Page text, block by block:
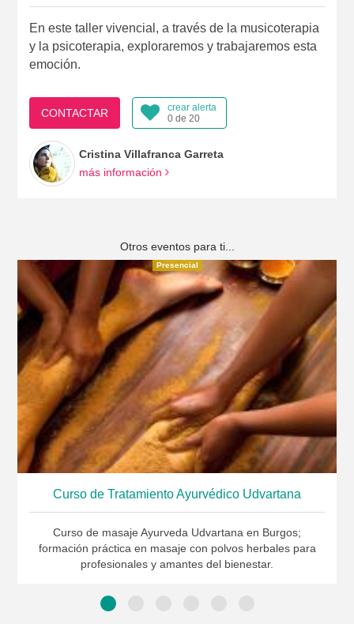
En este taller vivencial, a través de la musicoterapia
y la psicoterapia, exploraremos y trabajaremos esta
emoción.
CONTACTAR
crear alerta
0 de 20
Cristina Villafranca Garreta
más información
Otros eventos para ti...
Curso de Tratamiento Ayurvédico Udvartana
Curso de masaje Ayurveda Udvartana en Burgos;
formación práctica en masaje con polvos herbales para
profesionales y amantes del bienestar.
Presencial